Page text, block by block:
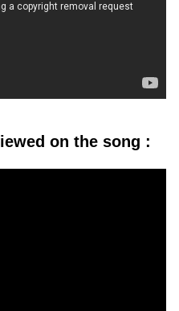
on the song :